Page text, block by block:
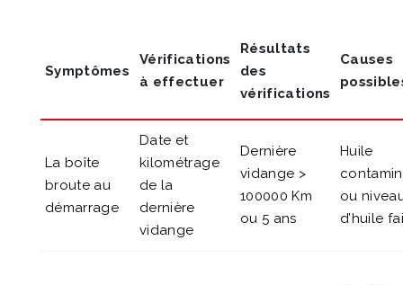
Symptômes
Vérifications
à effectuer
Résultats
des
vérifications
Causes
La boîte
broute au
démarrage
Date et
kilométrage
de la
dernière
vidange
Dernière
vidange >
100000 Km
ou 5 ans
Huile
ou
d’huile